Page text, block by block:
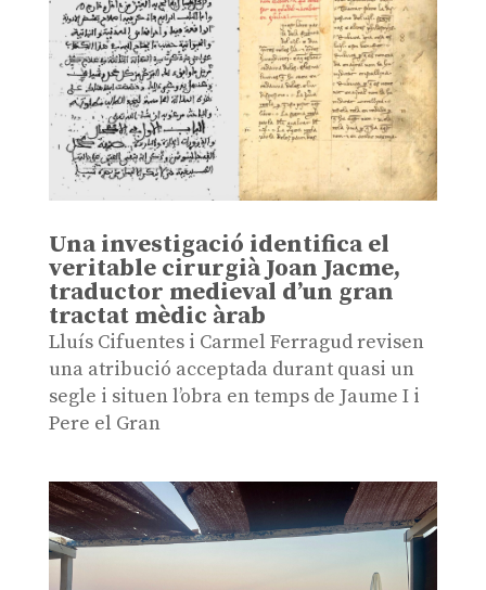
Una investigació identifica el
veritable cirurgià Joan Jacme,
traductor medieval d’un gran
tractat mèdic àrab
Lluís Cifuentes i Carmel Ferragud revisen
una atribució acceptada durant quasi un
segle i situen l’obra en temps de Jaume I i
Pere el Gran